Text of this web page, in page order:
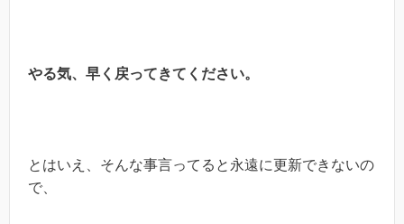
やる気、早く戻ってきてください。
とはいえ、そんな事言ってると永遠に更新できないの
で、